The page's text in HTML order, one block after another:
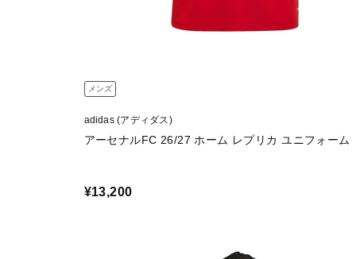
メンズ
adidas (アディダス)
アーセナルFC 26/27 ホーム レプリカ ユニフォーム
¥13,200